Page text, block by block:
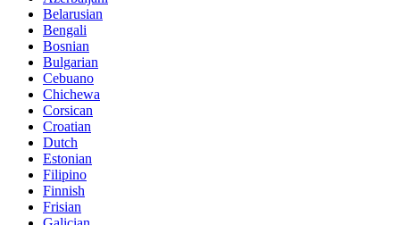
Belarusian
Bengali
Bosnian
Bulgarian
Cebuano
Chichewa
Corsican
Croatian
Dutch
Estonian
Filipino
Finnish
Frisian